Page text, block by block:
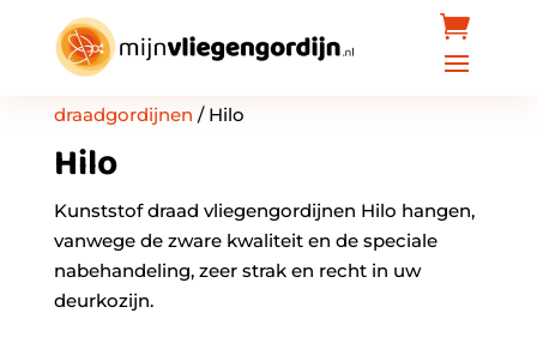
Home
draadgordijnen / Hilo
Hilo
Kunststof draad vliegengordijnen Hilo hangen,
vanwege de zware kwaliteit en de speciale
nabehandeling, zeer strak en recht in uw
deurkozijn.